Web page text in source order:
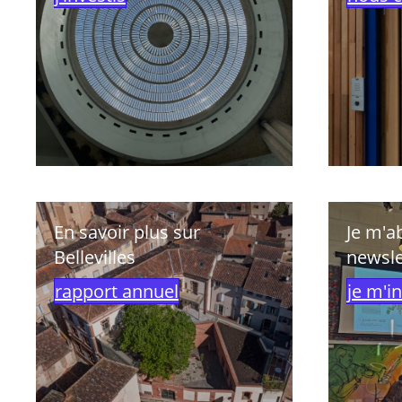
En savoir plus sur
Bellevilles
rapport annuel
Je
je